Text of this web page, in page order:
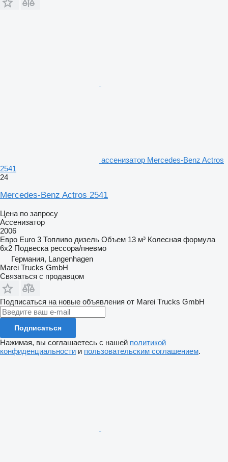
ассенизатор Mercedes-Benz Actros
2541
24
Mercedes-Benz Actros 2541
Цена по запросу
Ассенизатор
2006
Евро Euro 3 Топливо дизель Объем 13 м³ Колесная формула
6x2 Подвеска рессора/пневмо
Германия, Langenhagen
Marei Trucks GmbH
Связаться с продавцом
Подписаться на новые объявления от Marei Trucks GmbH
Подписаться
Нажимая, вы соглашаетесь с нашей политикой
конфиденциальности и пользовательским соглашением.